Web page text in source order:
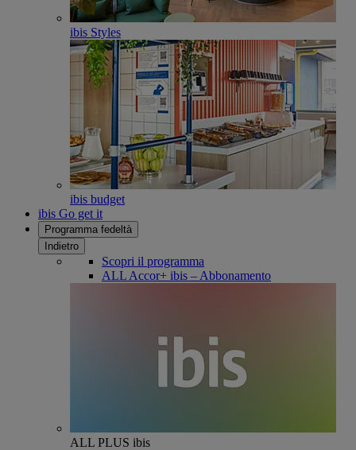
ibis Styles
ibis budget
ibis Go get it
Programma fedeltà
Indietro
Scopri il programma
ALL Accor+ ibis – Abbonamento
ALL PLUS ibis